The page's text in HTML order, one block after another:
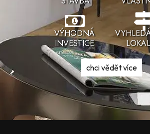
VÝHODNÁ
INVESTICE
chci vědět více